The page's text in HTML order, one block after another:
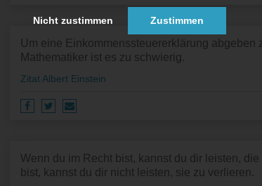
Nicht zustimmen Zustimmen
Um eine Einkommenssteuererklärung
Mathematiker ist es zu schwierig.
Zitat Albert Einstein
Wenn du im Recht bist, kannst du dir leisten,
bist, kannst du dir nicht leisten, sie zu verlieren.